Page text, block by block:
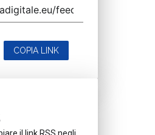
COPIA LINK